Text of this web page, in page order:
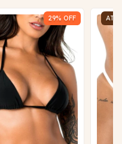
29% OFF